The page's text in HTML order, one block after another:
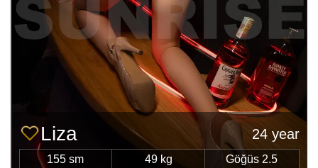
Liza 24 year
155 sm 49 kg Göğüs 2.5